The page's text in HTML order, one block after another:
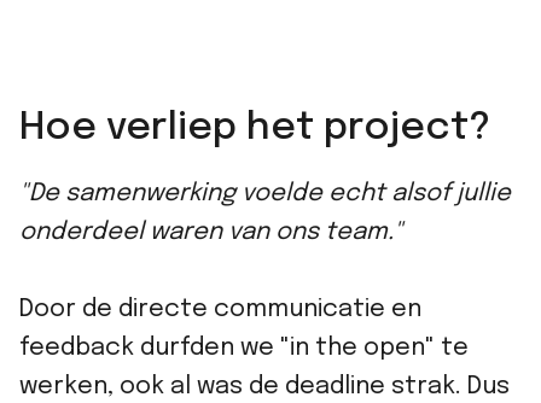
Hoe verliep het project?
"De samenwerking voelde echt alsof jullie
onderdeel waren van ons team."
Door de directe communicatie en
feedback durfden we "in the open" te
werken, ook al was de deadline strak. Dus